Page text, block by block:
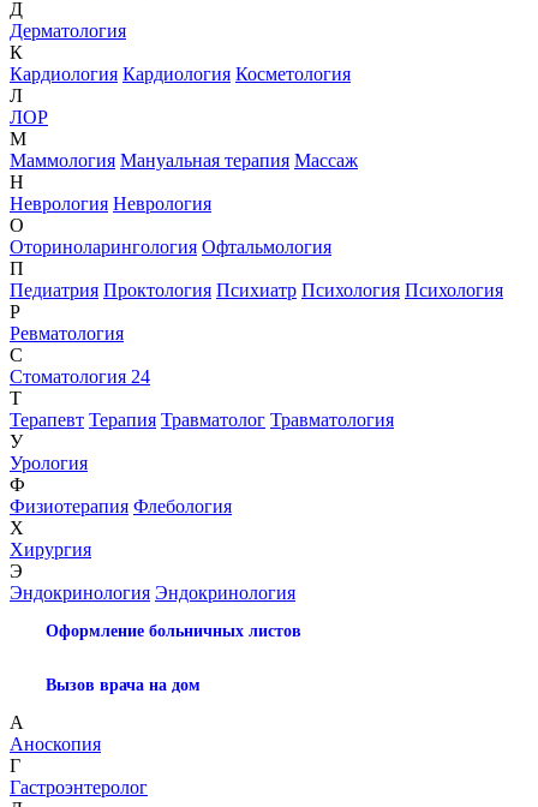
Д
Дерматология
К
Кардиология Кардиология Косметология
Л
ЛОР
М
Маммология Мануальная терапия Массаж
Н
Неврология Неврология
О
Оториноларингология Офтальмология
П
Педиатрия Проктология Психиатр Психология Психология
Р
Ревматология
С
Стоматология 24
Т
Терапевт Терапия Травматолог Травматология
У
Урология
Ф
Физиотерапия Флебология
Х
Хирургия
Э
Эндокринология Эндокринология
Оформление больничных листов
Вызов врача на дом
А
Аноскопия
Г
Гастроэнтеролог